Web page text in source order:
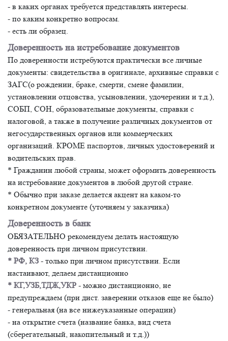
- в каких органах требуется представлять интересы.
- по каким конкретно вопросам.
- есть ли образец.
Доверенность на истребование документов
По доверенности истребуются практически все личные
документы: свидетельства в оригинале, архивные справки с
ЗАГС(о рождении, браке, смерти, смене фамилии,
установлении отцовства, усыновлении, удочерении и т.д.),
СОБП, СОН, образовательные документы, справки с
налоговой, а также в получение различных документов от
негосударственных органов или коммерческих
организаций. КРОМЕ паспортов, личных удостоверений и
водительских прав.
* Гражданин любой страны, может оформить доверенность
на истребование документов в любой другой стране.
* Обычно при заказе делается акцент на каком-то
конкретном документе (уточняем у заказчика)
Доверенность в банк
ОБЯЗАТЕЛЬНО рекомендуем делать настоящую
доверенность при личном присутствии.
* РФ, КЗ - только при личном присутствии. Если
настаивают, делаем дистанционно
* КГ,УЗБ,ТДЖ,УКР - можно дистанционно, не
предупреждаем (при дист. заверении отказов еще не было)
- генеральная (на все нижеуказанные операции)
- на открытие счета (название банка, вид счета
(сберегательный, накопительный и т.д.))